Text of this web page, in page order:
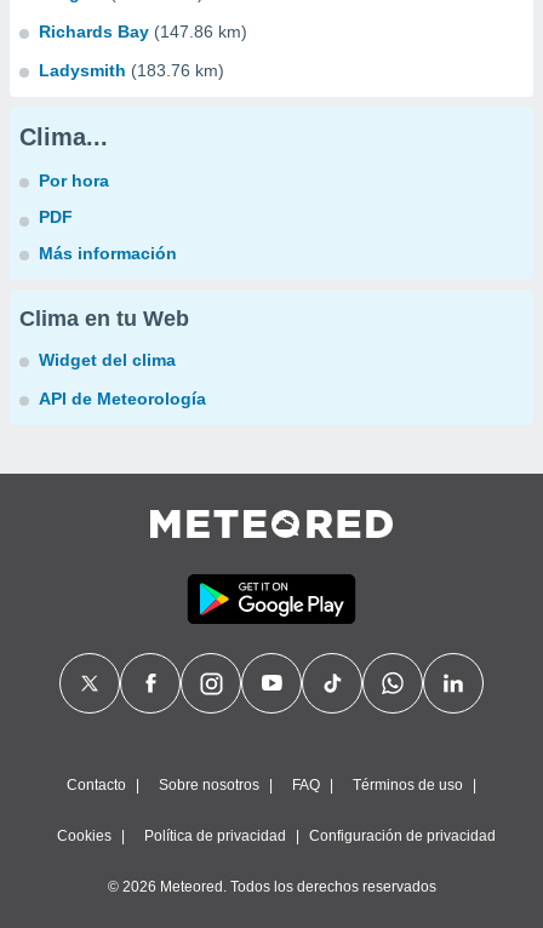
Richards Bay (147.86 km)
Ladysmith (183.76 km)
Clima...
Por hora
PDF
Más información
Clima en tu Web
Widget del clima
API de Meteorología
Contacto Sobre nosotros FAQ Términos de uso
Cookies Política de privacidad Configuración de privacidad
© 2026 Meteored. Todos los derechos reservados